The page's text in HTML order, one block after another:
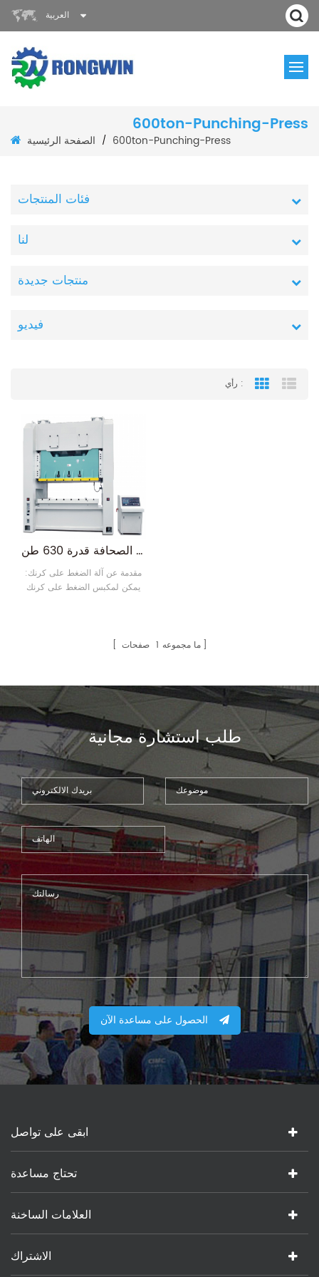
العربية
600ton-Punching-Press
الصفحة الرئيسية / 600ton-Punching-Press
فئات المنتجات
لنا
منتجات جديدة
فيديو
رأي : Grid View
مغلقة نوع مزدوج كرنك الصحافة قدرة 630 طن
مقدمة عن آلة الضغط على كرنك:
يمكن لمكبس الضغط على كرنك
يستخدم في العديد من أنواع صناعة
ما مجموعه 1 صفحات
طلب استشارة مجانية
الحصول على مساعدة الآن
ابقى على تواصل
تحتاج مساعدة
العلامات الساخنة
الاشتراك